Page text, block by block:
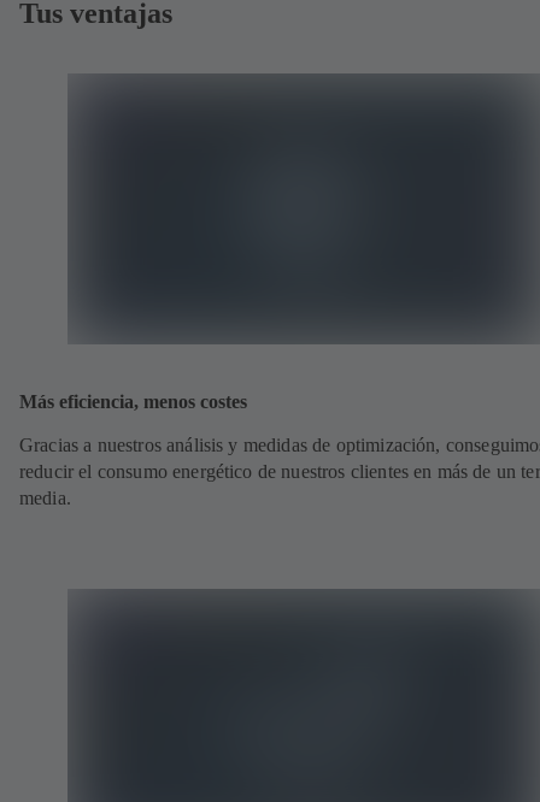
Tus ventajas
Más eficiencia, menos costes
Gracias a nuestros análisis y medidas de optimización,
reducir el consumo energético de nuestros clientes en más de un
media.